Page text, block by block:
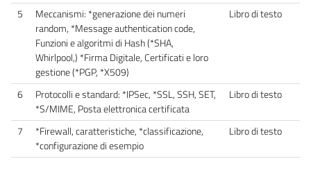
5
Meccanismi: *generazione dei numeri
random, *Message authentication code,
Funzioni e algoritmi di Hash (*SHA,
Whirlpool,) *Firma Digitale, Certificati e loro
gestione (*PGP, *X509)
Libro di testo
6
Protocolli e standard: *IPSec, *SSL, SSH, SET,
*S/MIME, Posta elettronica certificata
Libro di testo
7
*Firewall, caratteristiche, *classificazione,
*configurazione di esempio
Libro di testo